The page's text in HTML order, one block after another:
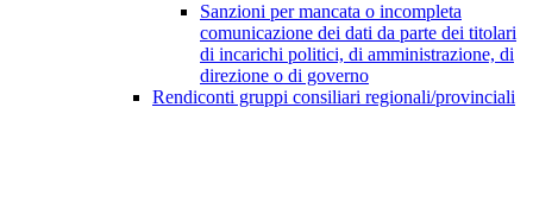
Sanzioni per mancata o incompleta
comunicazione dei dati da parte dei titolari
di incarichi politici, di amministrazione, di
direzione o di governo
Rendiconti gruppi consiliari regionali/provinciali